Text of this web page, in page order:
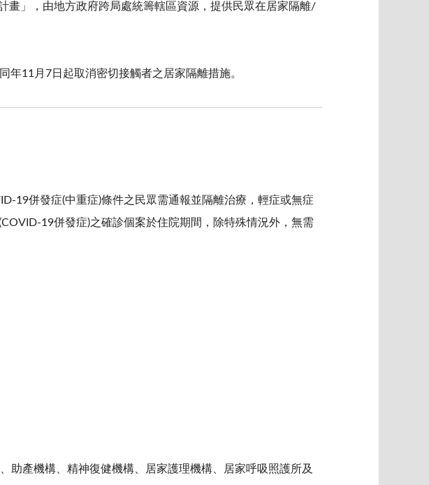
畫」，由地方政府跨局處統籌轄區資源，提供民眾在居家隔離/
年11月7日起取消密切接觸者之居家隔離措施。
19併發症(中重症)條件之民眾需通報並隔離治療，輕症或無症
19併發症)之確診個案於住院期間，除特殊情況外，無需
助產機構、精神復健機構、居家護理機構、居家呼吸照護所及